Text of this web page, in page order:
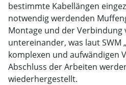
bestimmte Kabellängen
notwendig werdenden
Montage und der Verbindung
untereinander, was laut SWM
komplexen und aufwändigen
Abschluss der Arbeiten
wiederhergestellt.